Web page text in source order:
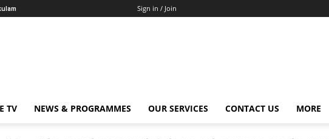
Sign in / Join
TV NEWS & PROGRAMMES OUR SERVICES CONTACT US MORE